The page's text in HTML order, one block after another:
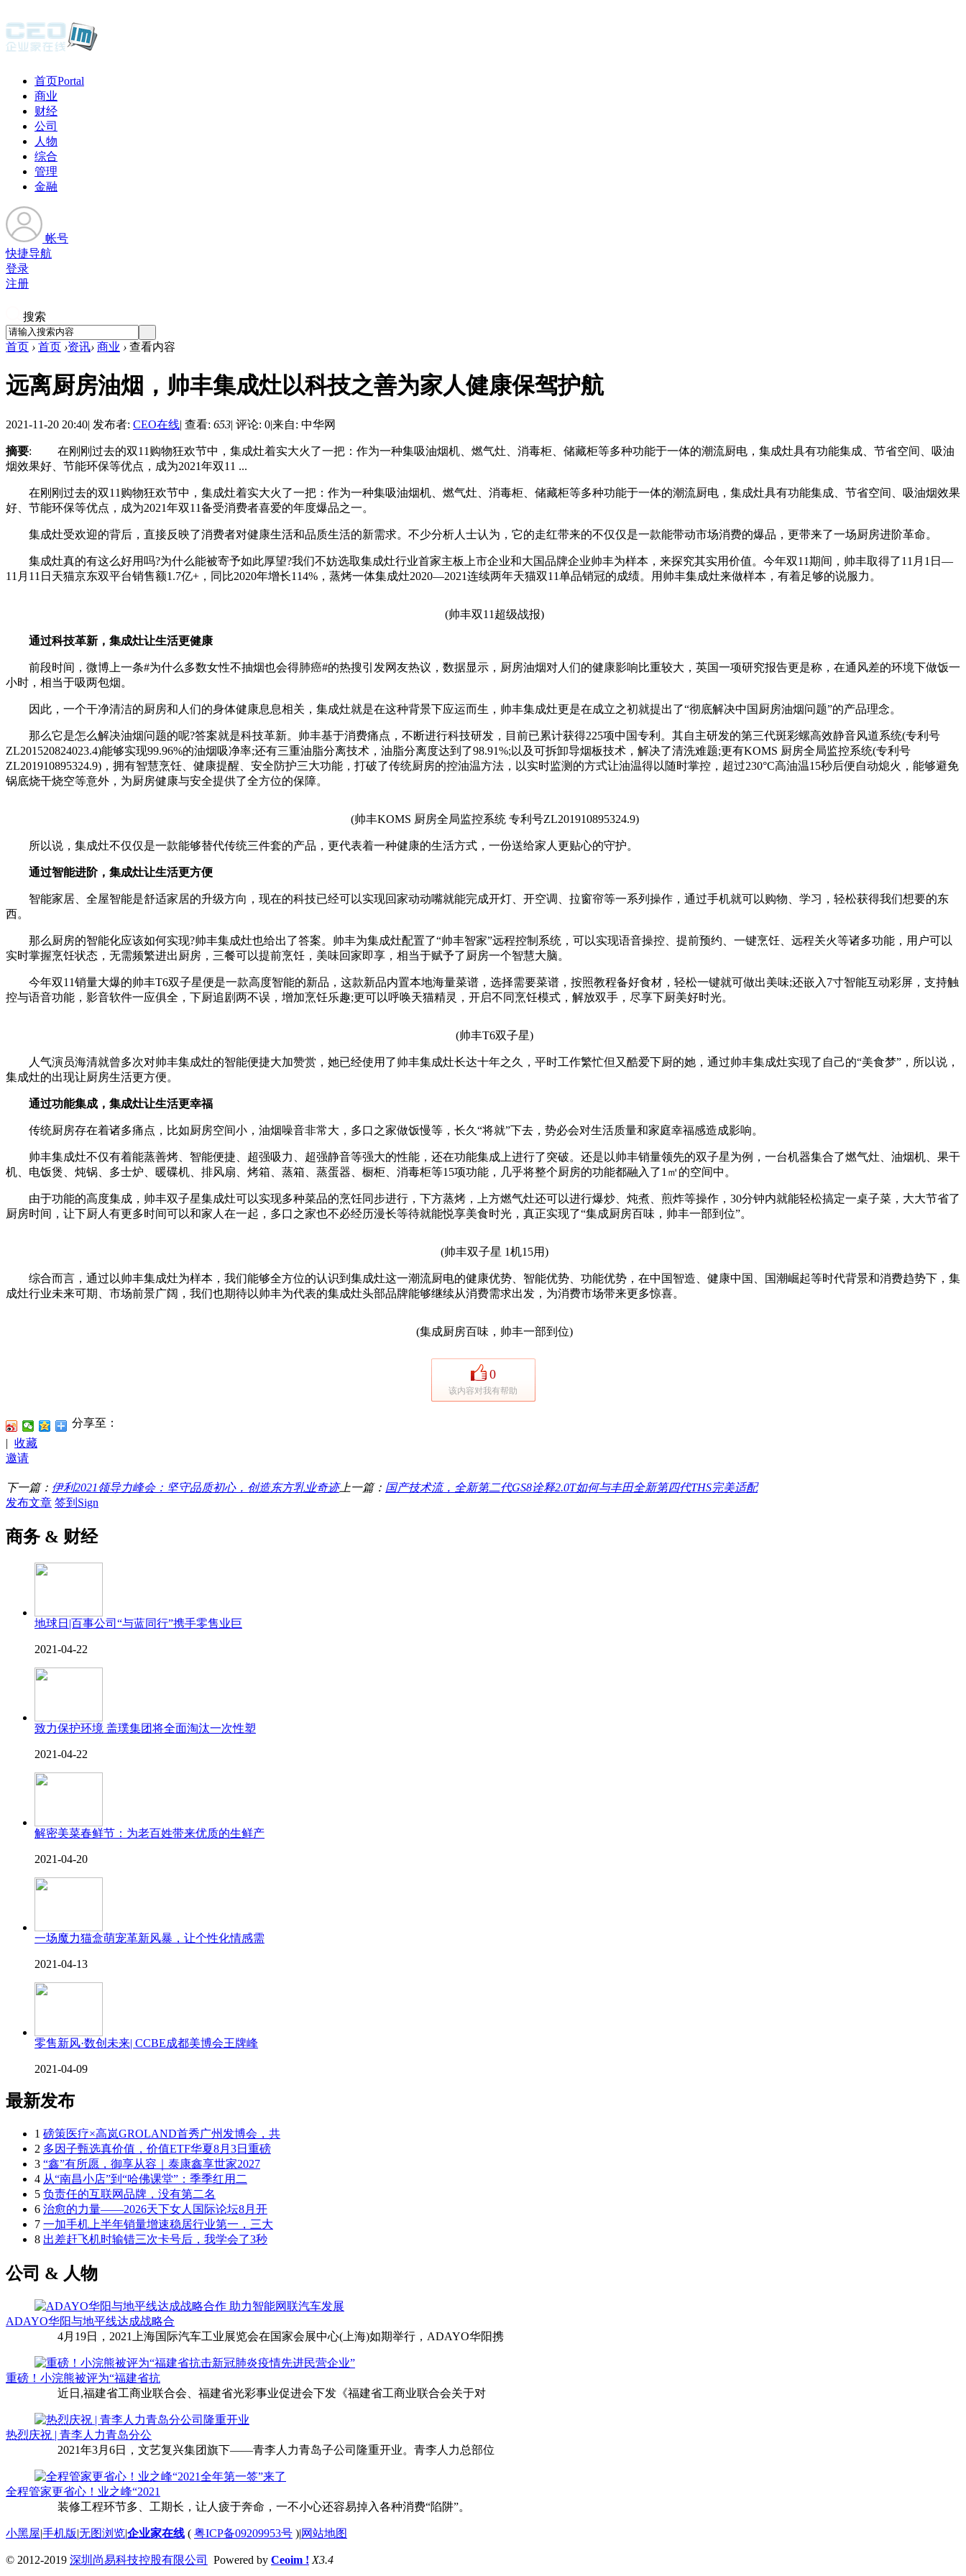
首页Portal
商业
财经
公司
人物
综合
管理
金融
帐号
快捷导航
登录
注册
搜索
首页 › 首页 ›资讯› 商业 › 查看内容
远离厨房油烟，帅丰集成灶以科技之善为家人健康保驾护航
2021-11-20 20:40| 发布者: CEO在线| 查看: 653| 评论: 0|来自: 中华网
摘要: 在刚刚过去的双11购物狂欢节中，集成灶着实大火了一把：作为一种集吸油烟机、燃气灶、消毒柜、储藏柜等多种功能于一体的潮流厨电，集成灶具有功能集成、节省空间、吸油
烟效果好、节能环保等优点，成为2021年双11 ...
在刚刚过去的双11购物狂欢节中，集成灶着实大火了一把：作为一种集吸油烟机、燃气灶、消毒柜、储藏柜等多种功能于一体的潮流厨电，集成灶具有功能集成、节省空间、吸油烟效果
好、节能环保等优点，成为2021年双11备受消费者喜爱的年度爆品之一。
集成灶受欢迎的背后，直接反映了消费者对健康生活和品质生活的新需求。不少分析人士认为，它的走红带来的不仅仅是一款能带动市场消费的爆品，更带来了一场厨房进阶革命。
集成灶真的有这么好用吗?为什么能被寄予如此厚望?我们不妨选取集成灶行业首家主板上市企业和大国品牌企业帅丰为样本，来探究其实用价值。今年双11期间，帅丰取得了11月1日—
11月11日天猫京东双平台销售额1.7亿+，同比2020年增长114%，蒸烤一体集成灶2020—2021连续两年天猫双11单品销冠的成绩。用帅丰集成灶来做样本，有着足够的说服力。
(帅丰双11超级战报)
通过科技革新，集成灶让生活更健康
前段时间，微博上一条#为什么多数女性不抽烟也会得肺癌#的热搜引发网友热议，数据显示，厨房油烟对人们的健康影响比重较大，英国一项研究报告更是称，在通风差的环境下做饭一
小时，相当于吸两包烟。
因此，一个干净清洁的厨房和人们的身体健康息息相关，集成灶就是在这种背景下应运而生，帅丰集成灶更是在成立之初就提出了“彻底解决中国厨房油烟问题”的产品理念。
那么它是怎么解决油烟问题的呢?答案就是科技革新。帅丰基于消费痛点，不断进行科技研发，目前已累计获得225项中国专利。其自主研发的第三代斑彩螺高效静音风道系统(专利号
ZL201520824023.4)能够实现99.96%的油烟吸净率;还有三重油脂分离技术，油脂分离度达到了98.91%;以及可拆卸导烟板技术，解决了清洗难题;更有KOMS 厨房全局监控系统(专利号
ZL201910895324.9)，拥有智慧烹饪、健康提醒、安全防护三大功能，打破了传统厨房的控油温方法，以实时监测的方式让油温得以随时掌控，超过230°C高油温15秒后便自动熄火，能够避免
锅底烧干烧空等意外，为厨房健康与安全提供了全方位的保障。
(帅丰KOMS 厨房全局监控系统 专利号ZL201910895324.9)
所以说，集成灶不仅仅是一款能够替代传统三件套的产品，更代表着一种健康的生活方式，一份送给家人更贴心的守护。
通过智能进阶，集成灶让生活更方便
智能家居、全屋智能是舒适家居的升级方向，现在的科技已经可以实现回家动动嘴就能完成开灯、开空调、拉窗帘等一系列操作，通过手机就可以购物、学习，轻松获得我们想要的东
西。
那么厨房的智能化应该如何实现?帅丰集成灶也给出了答案。帅丰为集成灶配置了“帅丰智家”远程控制系统，可以实现语音操控、提前预约、一键烹饪、远程关火等诸多功能，用户可以
实时掌握烹饪状态，无需频繁进出厨房，三餐可以提前烹饪，美味回家即享，相当于赋予了厨房一个智慧大脑。
今年双11销量大爆的帅丰T6双子星便是一款高度智能的新品，这款新品内置本地海量菜谱，选择需要菜谱，按照教程备好食材，轻松一键就可做出美味;还嵌入7寸智能互动彩屏，支持触
控与语音功能，影音软件一应俱全，下厨追剧两不误，增加烹饪乐趣;更可以呼唤天猫精灵，开启不同烹饪模式，解放双手，尽享下厨美好时光。
(帅丰T6双子星)
人气演员海清就曾多次对帅丰集成灶的智能便捷大加赞赏，她已经使用了帅丰集成灶长达十年之久，平时工作繁忙但又酷爱下厨的她，通过帅丰集成灶实现了自己的“美食梦”，所以说，
集成灶的出现让厨房生活更方便。
通过功能集成，集成灶让生活更幸福
传统厨房存在着诸多痛点，比如厨房空间小，油烟噪音非常大，多口之家做饭慢等，长久“将就”下去，势必会对生活质量和家庭幸福感造成影响。
帅丰集成灶不仅有着能蒸善烤、智能便捷、超强吸力、超强静音等强大的性能，还在功能集成上进行了突破。还是以帅丰销量领先的双子星为例，一台机器集合了燃气灶、油烟机、果干
机、电饭煲、炖锅、多士炉、暖碟机、排风扇、烤箱、蒸箱、蒸蛋器、橱柜、消毒柜等15项功能，几乎将整个厨房的功能都融入了1㎡的空间中。
由于功能的高度集成，帅丰双子星集成灶可以实现多种菜品的烹饪同步进行，下方蒸烤，上方燃气灶还可以进行爆炒、炖煮、煎炸等操作，30分钟内就能轻松搞定一桌子菜，大大节省了
厨房时间，让下厨人有更多时间可以和家人在一起，多口之家也不必经历漫长等待就能悦享美食时光，真正实现了“集成厨房百味，帅丰一部到位”。
(帅丰双子星 1机15用)
综合而言，通过以帅丰集成灶为样本，我们能够全方位的认识到集成灶这一潮流厨电的健康优势、智能优势、功能优势，在中国智造、健康中国、国潮崛起等时代背景和消费趋势下，集
成灶行业未来可期、市场前景广阔，我们也期待以帅丰为代表的集成灶头部品牌能够继续从消费需求出发，为消费市场带来更多惊喜。
(集成厨房百味，帅丰一部到位)
0
该内容对我有帮助
分享至：
| 收藏
邀请
下一篇： 伊利2021领导力峰会：坚守品质初心，创造东方乳业奇迹上一篇： 国产技术流，全新第二代GS8诠释2.0T如何与丰田全新第四代THS完美适配
发布文章 签到Sign
商务 & 财经
地球日|百事公司“与蓝同行”携手零售业巨
2021-04-22
致力保护环境 盖璞集团将全面淘汰一次性塑
2021-04-22
解密美菜春鲜节：为老百姓带来优质的生鲜产
2021-04-20
一场魔力猫盒萌宠革新风暴，让个性化情感需
2021-04-13
零售新风·数创未来| CCBE成都美博会王牌峰
2021-04-09
最新发布
1 磅策医疗×高岚GROLAND首秀广州发博会，共
2 多因子甄选真价值，价值ETF华夏8月3日重磅
3 “鑫”有所愿，御享从容｜泰康鑫享世家2027
4 从“南昌小店”到“哈佛课堂”：季季红用二
5 负责任的互联网品牌，没有第二名
6 治愈的力量——2026天下女人国际论坛8月开
7 一加手机上半年销量增速稳居行业第一，三大
8 出差赶飞机时输错三次卡号后，我学会了3秒
公司 & 人物
ADAYO华阳与地平线达成战略合
4月19日，2021上海国际汽车工业展览会在国家会展中心(上海)如期举行，ADAYO华阳携
重磅！小浣熊被评为“福建省抗
近日,福建省工商业联合会、福建省光彩事业促进会下发《福建省工商业联合会关于对
热烈庆祝 | 青李人力青岛分公
2021年3月6日，文艺复兴集团旗下——青李人力青岛子公司隆重开业。青李人力总部位
全程管家更省心！业之峰“2021
装修工程环节多、工期长，让人疲于奔命，一不小心还容易掉入各种消费“陷阱”。
小黑屋|手机版|无图浏览|企业家在线 ( 粤ICP备09209953号 )|网站地图
© 2012-2019 深圳尚易科技控股有限公司 Powered by Ceoim ! X3.4